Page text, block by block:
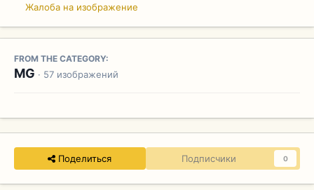
Жалоба на изображение
FROM THE CATEGORY:
MG · 57 изображений
Поделиться Подписчики 0